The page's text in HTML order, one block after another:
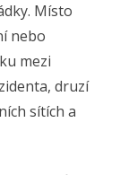
Místo
nebo
mezi
druzí
sítích a